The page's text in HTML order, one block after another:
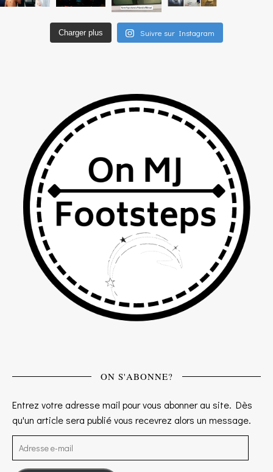
Charger plus Suivre sur Instagram
ON S'ABONNE?
Entrez votre adresse mail pour vous abonner au site. Dès
qu'un article sera publié vous recevrez alors un message.
Adresse e-mail